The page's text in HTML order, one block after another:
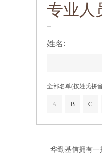
专业人
姓名:
全部名单(按姓氏拼
A B C
华勤基信拥有一批